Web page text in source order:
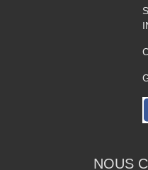
NOUS